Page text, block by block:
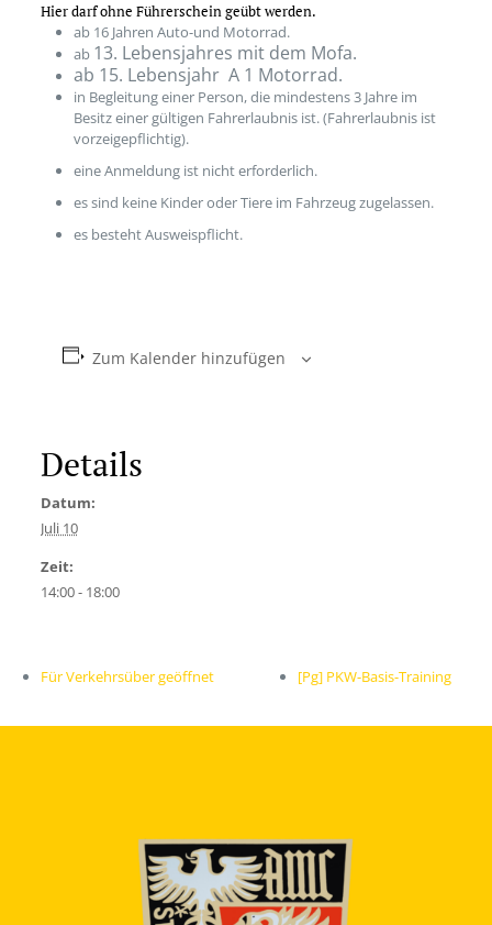
Hier darf ohne Führerschein geübt werden.
ab 16 Jahren Auto-und Motorrad.
ab 13. Lebensjahres mit dem Mofa.
ab 15. Lebensjahr A 1 Motorrad.
in Begleitung einer Person, die mindestens 3 Jahre im
Besitz einer gültigen Fahrerlaubnis ist. (Fahrerlaubnis ist
vorzeigepflichtig).
eine Anmeldung ist nicht erforderlich.
es sind keine Kinder oder Tiere im Fahrzeug zugelassen.
es besteht Ausweispflicht.
Zum Kalender hinzufügen
Details
Datum:
Juli 10
Zeit:
14:00 - 18:00
Für Verkehrsüber geöffnet [Pg] PKW-Basis-Training